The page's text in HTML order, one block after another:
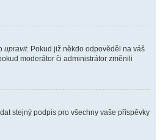
upravit. Pokud již někdo odpověděl na váš
moderátor či administrátor změnili
stejný podpis pro všechny vaše příspěvky